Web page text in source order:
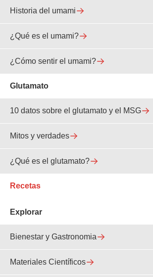
Historia del umami
¿Qué es el umami?
¿Cómo sentir el umami?
Glutamato
10 datos sobre el glutamato y el MSG
Mitos y verdades
¿Qué es el glutamato?
Recetas
Explorar
Bienestar y Gastronomia
Materiales Científicos